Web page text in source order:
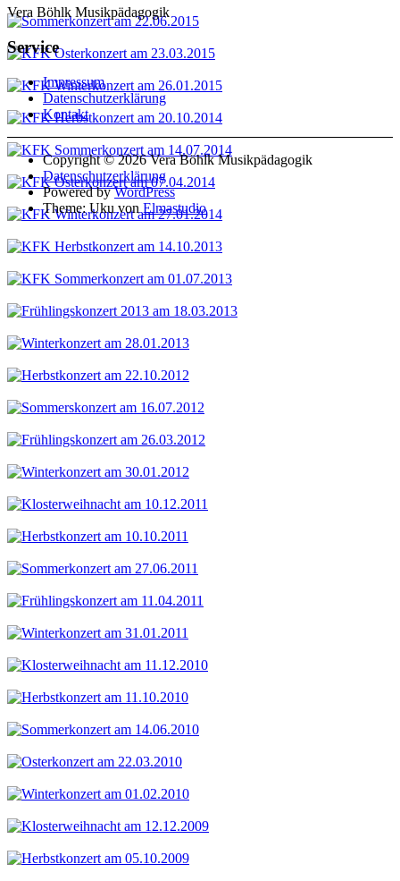
Vera Böhlk Musikpädagogik
Service
Impressum
Datenschutzerklärung
Kontakt
Copyright © 2026 Vera Böhlk Musikpädagogik
Datenschutzerklärung
Powered byWordPress
Theme: Uku von Elmastudio